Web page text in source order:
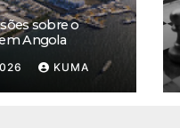
sobre o
Angola
KUMA